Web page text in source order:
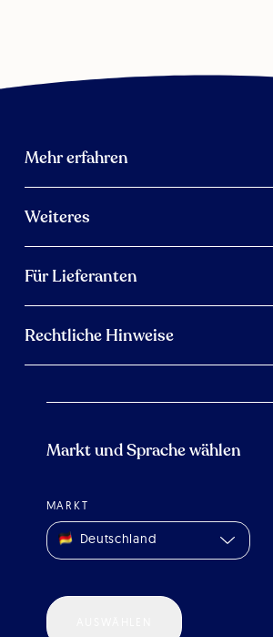
Mehr erfahren
Weiteres
Für Lieferanten
Rechtliche Hinweise
Markt und Sprache wählen
MARKT
Deutschland